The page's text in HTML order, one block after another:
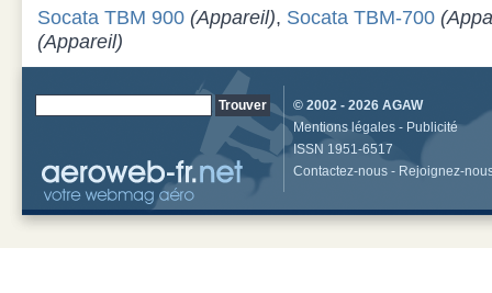
Socata TBM 900 (Appareil), Socata TBM-700
(Appareil)
© 2002 - 2026 AGAW
Mentions légales - Publicité
ISSN 1951-6517
Contactez-nous - Rejoignez-